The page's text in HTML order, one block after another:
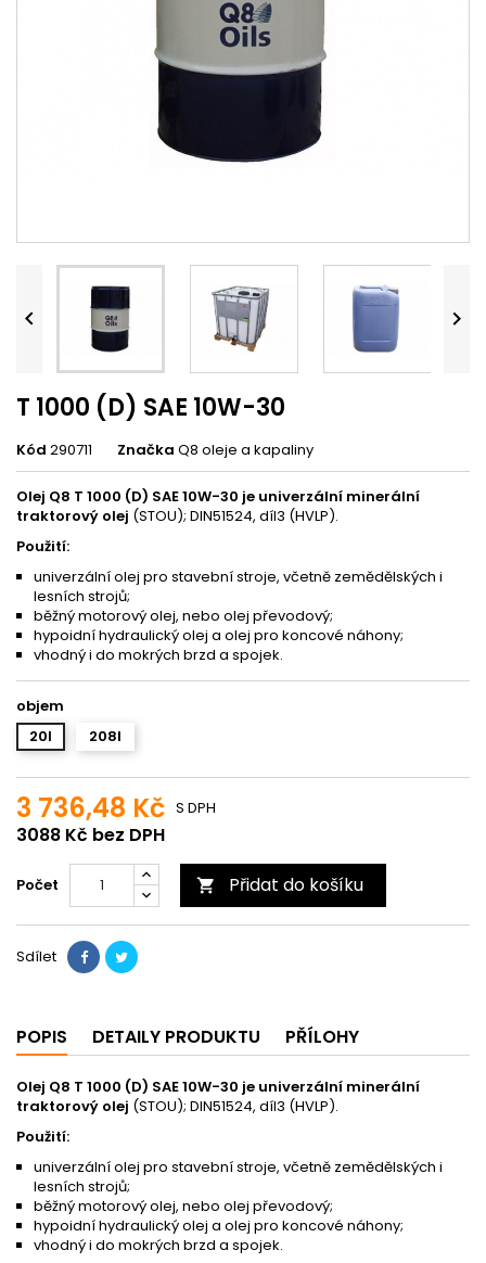
 
T 1000 (D) SAE 10W-30
Kód 290711 Značka Q8 oleje a kapaliny
Olej Q8 T 1000 (D) SAE 10W-30 je univerzální minerální
traktorový olej (STOU); DIN51524, díl3 (HVLP).
Použití:
univerzální olej pro stavební stroje, včetně zemědělských i
lesních strojů;
běžný motorový olej, nebo olej převodový;
hypoidní hydraulický olej a olej pro koncové náhony;
vhodný i do mokrých brzd a spojek.
objem
20l
208l
3 736,48 Kč
3088 Kč bez DPH
S DPH
Počet  Přidat do košíku
Sdílet
POPIS DETAILY PRODUKTU PŘÍLOHY
Olej Q8 T 1000 (D) SAE 10W-30 je univerzální minerální
traktorový olej (STOU); DIN51524, díl3 (HVLP).
Použití:
univerzální olej pro stavební stroje, včetně zemědělských i
lesních strojů;
běžný motorový olej, nebo olej převodový;
hypoidní hydraulický olej a olej pro koncové náhony;
vhodný i do mokrých brzd a spojek.